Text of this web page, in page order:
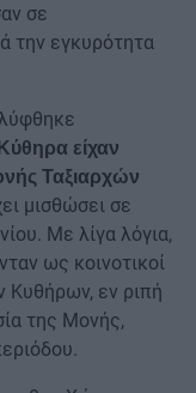
σε
την εγκυρότητα
είχαν
Ταξιαρχών
μισθώσει σε
Με λίγα λόγια,
ως κοινοτικοί
Κυθήρων, εν ριπή
της Μονής,